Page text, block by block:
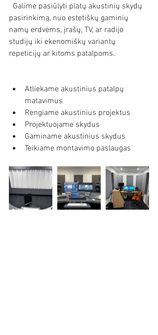
pasirinkimą, nuo estetiškų gaminių
namų erdvėms, įrašų, TV, ar radijo
studijų iki ekenomiškų variantų
repeticijų ar kitoms patalpoms.
Atliekame akustinius patalpų
matavimus
Rengiame akustinius projektus
Projektuojame skydus
Gaminame akustinius skydus
Teikiame montavimo paslaugas